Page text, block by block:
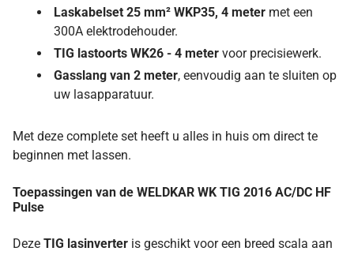
Laskabelset 25 mm² WKP35, 4 meter met een
300A elektrodehouder.
TIG lastoorts WK26 - 4 meter voor precisiewerk.
Gasslang van 2 meter, eenvoudig aan te sluiten op
uw lasapparatuur.
Met deze complete set heeft u alles in huis om direct te
beginnen met lassen.
Toepassingen van de WELDKAR WK TIG 2016 AC/DC HF
Pulse
Deze TIG lasinverter is geschikt voor een breed scala aan